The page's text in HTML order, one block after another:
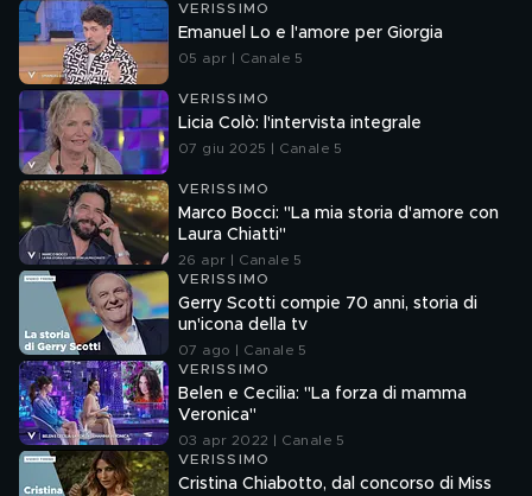
VERISSIMO
Emanuel Lo e l'amore per Giorgia
05 apr | Canale 5
VERISSIMO
Licia Colò: l'intervista integrale
07 giu 2025 | Canale 5
VERISSIMO
Marco Bocci: "La mia storia d'amore con
Laura Chiatti"
26 apr | Canale 5
VERISSIMO
Gerry Scotti compie 70 anni, storia di
un'icona della tv
07 ago | Canale 5
VERISSIMO
Belen e Cecilia: "La forza di mamma
Veronica"
03 apr 2022 | Canale 5
VERISSIMO
Cristina Chiabotto, dal concorso di Miss